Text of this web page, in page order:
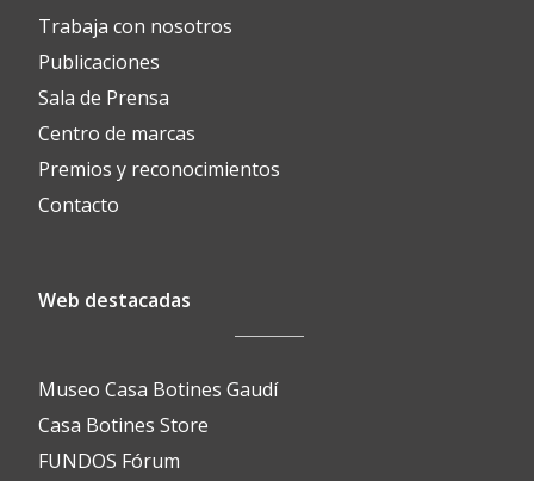
Trabaja con nosotros
Publicaciones
Sala de Prensa
Centro de marcas
Premios y reconocimientos
Contacto
Web destacadas
Museo Casa Botines Gaudí
Casa Botines Store
FUNDOS Fórum